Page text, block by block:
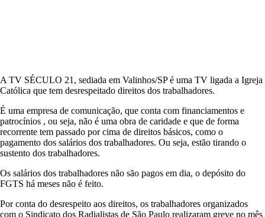
I
T
S
D
O
S
T
A
B
L
A TV SÉCULO 21, sediada em Valinhos/SP é uma TV ligada a Igreja
Católica que tem desrespeitado direitos dos trabalhadores.
É uma empresa de comunicação, que conta com financiamentos e
patrocínios , ou seja, não é uma obra de caridade e que de forma
recorrente tem passado por cima de direitos básicos, como o
pagamento dos salários dos trabalhadores. Ou seja, estão tirando o
sustento dos trabalhadores.
Os salários dos trabalhadores não são pagos em dia, o depósito do
FGTS há meses não é feito.
Por conta do desrespeito aos direitos, os trabalhadores organizados
com o Sindicato dos Radialistas de São Paulo realizaram greve no mês